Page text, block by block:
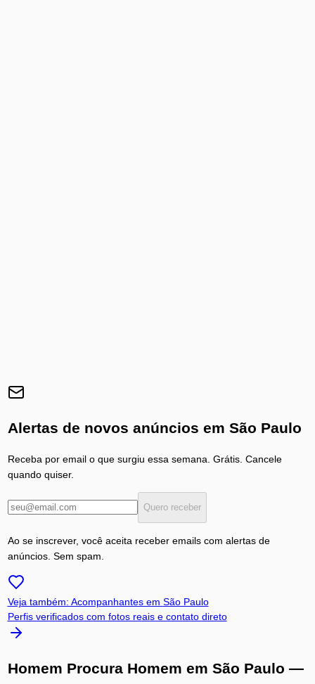
Alertas de novos anúncios em São Paulo
Receba por email o que surgiu essa semana. Grátis. Cancele
quando quiser.
Quero receber
Ao se inscrever, você aceita receber emails com alertas de
anúncios. Sem spam.
Veja também: Acompanhantes em São Paulo
Perfis verificados com fotos reais e contato direto
Homem Procura Homem em São Paulo —